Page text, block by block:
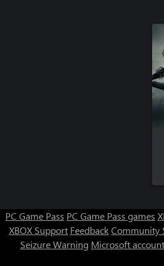
PC Game Pass PC Game Pass games
XBOX Support FeedbackCommunity
Seizure Warning Microsoft account